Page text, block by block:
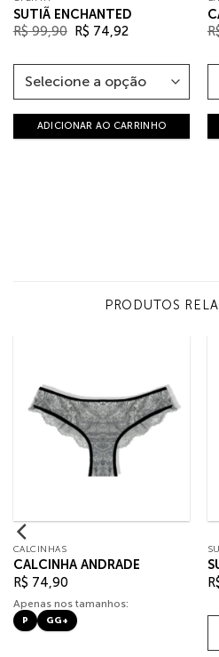
SUTIÃ ENCHANTED
R$99,90 O
preço
era:
R$ 99,90.
R$ 74,92O
é:
R$ 74,92.
ADICIONAR AO CARRINHO
PRODUTOS
CALCINHAS
CALCINHA ANDRADE
R$ 74,90
Apenas nos tamanhos:
P GG+